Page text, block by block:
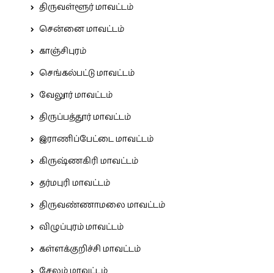
திருவள்ளூர் மாவட்டம்
சென்னை மாவட்டம்
காஞ்சிபுரம்
செங்கல்பட்டு மாவட்டம்
வேலூர் மாவட்டம்
திருப்பத்தூர் மாவட்டம்
இராணிப்பேட்டை மாவட்டம்
கிருஷ்ணகிரி மாவட்டம்
தர்மபுரி மாவட்டம்
திருவண்ணாமலை மாவட்டம்
விழுப்புரம் மாவட்டம்
கள்ளக்குறிச்சி மாவட்டம்